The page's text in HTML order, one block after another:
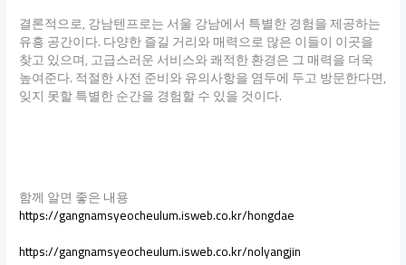
결론적으로, 강남텐프로는 서울 강남에서 특별한 경험을 제공하는
유흥 공간이다. 다양한 즐길 거리와 매력으로 많은 이들이 이곳을
찾고 있으며, 고급스러운 서비스와 쾌적한 환경은 그 매력을 더욱
높여준다. 적절한 사전 준비와 유의사항을 염두에 두고 방문한다면,
잊지 못할 특별한 순간을 경험할 수 있을 것이다.
함께 알면 좋은 내용
https://gangnamsyeocheulum.isweb.co.kr/hongdae
https://gangnamsyeocheulum.isweb.co.kr/nolyangjin